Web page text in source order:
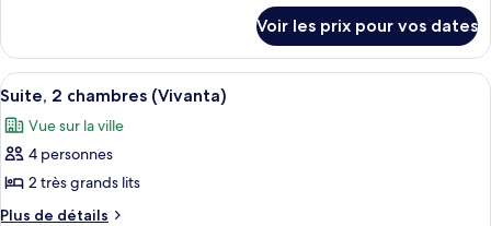
chambre :
Suite,
1
chambre
(Vivanta)
le
type
de
Suite,
(Vivanta)
Voir les prix pour vos dates
Afficher
toutes
les
photos
pour
ce
Un coin repas avec une table en
3
Suite, 2 chambres (Vivanta)
Vue sur la ville
4 personnes
2 très grands lits
Plus de détails
Plus